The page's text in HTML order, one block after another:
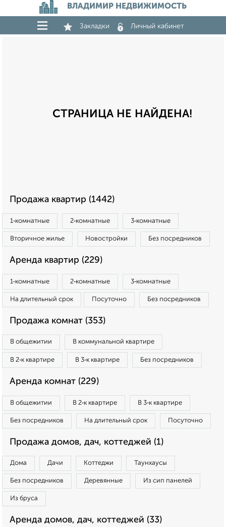
ВЛАДИМИР НЕДВИЖИМОСТЬ
Закладки Личный кабинет
СТРАНИЦА НЕ НАЙДЕНА!
Продажа квартир (1442)
1‑комнатные 2‑комнатные 3‑комнатные
Вторичное жилье Новостройки Без посредников
Аренда квартир (229)
1‑комнатные 2‑комнатные 3‑комнатные
На длительный срок Посуточно Без посредников
Продажа комнат (353)
В общежитии В коммунальной квартире
В 2‑к квартире В 3‑к квартире Без посредников
Аренда комнат (229)
В общежитии В 2‑к квартире В 3‑к квартире
Без посредников На длительный срок Посуточно
Продажа домов, дач, коттеджей (1)
Дома Дачи Коттеджи Таунхаусы
Без посредников Деревянные Из сип панелей
Из бруса
Аренда домов, дач, коттеджей (33)